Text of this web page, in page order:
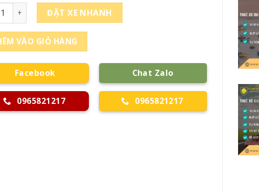
Xe Từ Kiên Giang Đi Đồng Nai số lượng
ĐẶT XE NHANH
VÀO GIỎ HÀNG
Facebook
0965821217
Chat Zalo
0965821217